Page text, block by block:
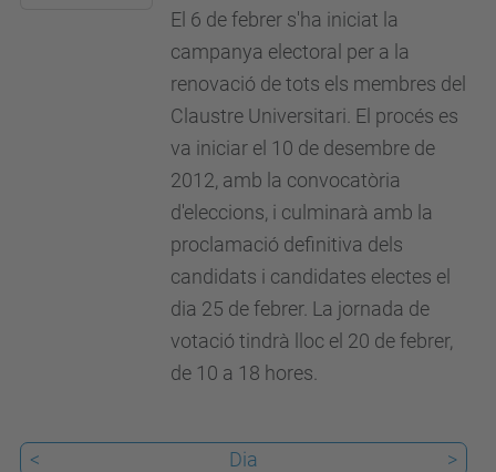
20T18:00:00+01:00
El 6 de febrer s'ha iniciat la
campanya electoral per a la
renovació de tots els membres del
Claustre Universitari. El procés es
va iniciar el 10 de desembre de
2012, amb la convocatòria
d'eleccions, i culminarà amb la
proclamació definitiva dels
candidats i candidates electes el
dia 25 de febrer. La jornada de
votació tindrà lloc el 20 de febrer,
de 10 a 18 hores.
< Dia
>